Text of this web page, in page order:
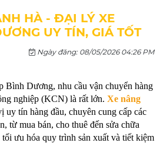
HÀ - ĐẠI LÝ XE
UY TÍN, GIÁ TỐT
Ngày đăng: 08/05/2026 04:26 PM
Bình Dương, nhu cầu vận chuyển hàng
nghiệp (KCN) là rất lớn. Xe nâng
uy tín hàng đầu, chuyên cung cấp các
từ mua bán, cho thuê đến sửa chữa
ưu hóa quy trình sản xuất và tiết kiệm